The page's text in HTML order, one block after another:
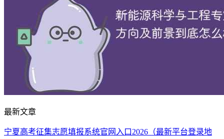
最新文章
宁夏高考征集志愿填报系统官网入口2026（最新平台登录地